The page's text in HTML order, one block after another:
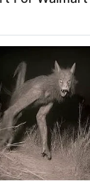
Potret
yang Bikin